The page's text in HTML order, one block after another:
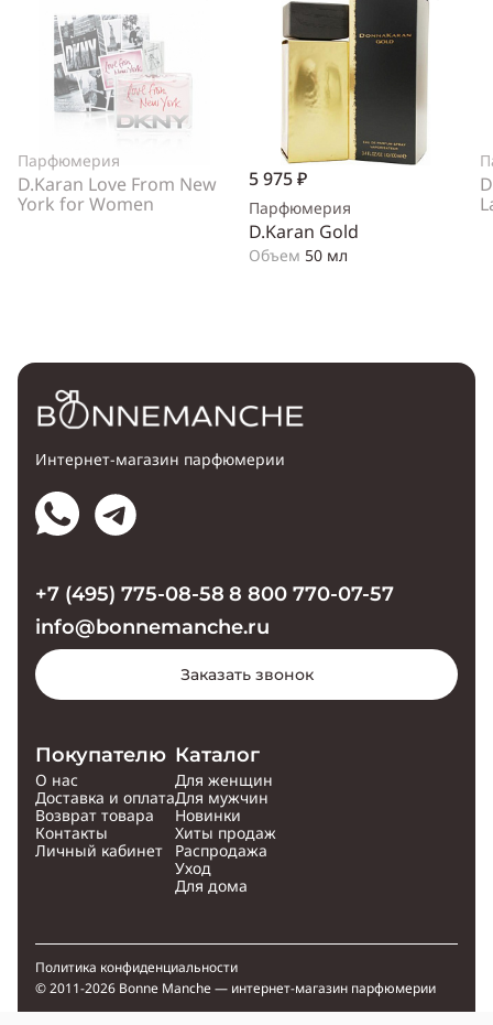
Парфюмерия
D.Karan Love From New
York for Women
5 975 ₽
Парфюмерия
D.Karan Gold
Объем 50 мл
Интернет-магазин парфюмерии
Покупателю
О нас
Доставка и оплата
Возврат товара
Контакты
Личный кабинет
Каталог
Для женщин
Для мужчин
Новинки
Хиты продаж
Распродажа
Уход
Для дома
+7 (495) 775-08-58 8 800 770-07-57
info@bonnemanche.ru
Заказать звонок
© 2011-2026 Bonne Manche — интернет-магазин парфюмерии
Политика конфиденциальности